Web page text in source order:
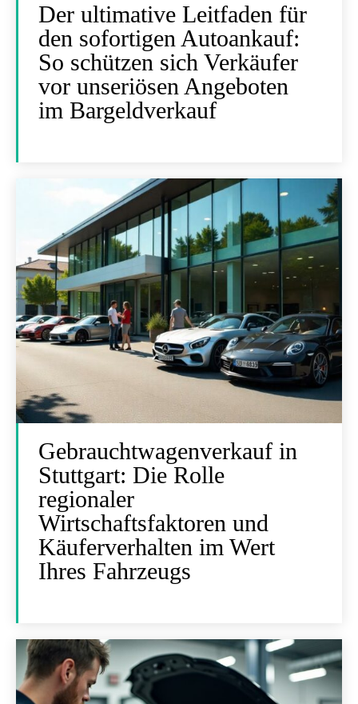
Der ultimative Leitfaden für
den sofortigen Autoankauf:
So schützen sich Verkäufer
vor unseriösen Angeboten
im Bargeldverkauf
Gebrauchtwagenverkauf in
Stuttgart: Die Rolle
regionaler
Wirtschaftsfaktoren und
Käuferverhalten im Wert
Ihres Fahrzeugs